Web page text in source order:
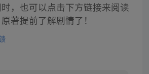
，也可以点击下方链接来阅读
原著提前了解剧情了！